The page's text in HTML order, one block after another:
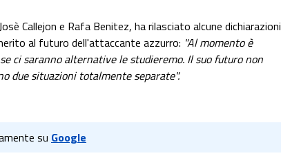
Callejon e Rafa Benitez, ha rilasciato alcune dichiarazioni
al futuro dell'attaccante azzurro: "Al momento è
ci saranno alternative le studieremo. Il suo futuro non
due situazioni totalmente separate".
su Google